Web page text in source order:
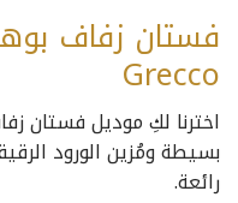
Grecco
اخترنا لكِ موديل فستان
بسيطة ومُزين الورود
رائعة.